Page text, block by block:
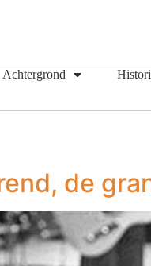
Achtergrond
de